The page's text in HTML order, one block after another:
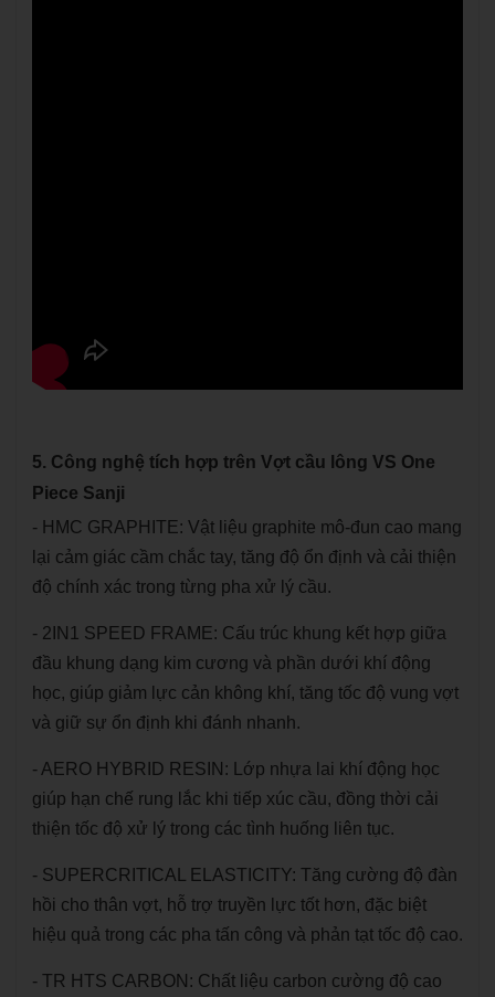
5. Công nghệ tích hợp trên Vợt cầu lông VS One
Piece Sanji
- HMC GRAPHITE: Vật liệu graphite mô-đun cao mang
lại cảm giác cầm chắc tay, tăng độ ổn định và cải thiện
độ chính xác trong từng pha xử lý cầu.
- 2IN1 SPEED FRAME: Cấu trúc khung kết hợp giữa
đầu khung dạng kim cương và phần dưới khí động
học, giúp giảm lực cản không khí, tăng tốc độ vung vợt
và giữ sự ổn định khi đánh nhanh.
- AERO HYBRID RESIN: Lớp nhựa lai khí động học
giúp hạn chế rung lắc khi tiếp xúc cầu, đồng thời cải
thiện tốc độ xử lý trong các tình huống liên tục.
- SUPERCRITICAL ELASTICITY: Tăng cường độ đàn
hồi cho thân vợt, hỗ trợ truyền lực tốt hơn, đặc biệt
hiệu quả trong các pha tấn công và phản tạt tốc độ cao.
- TR HTS CARBON: Chất liệu carbon cường độ cao